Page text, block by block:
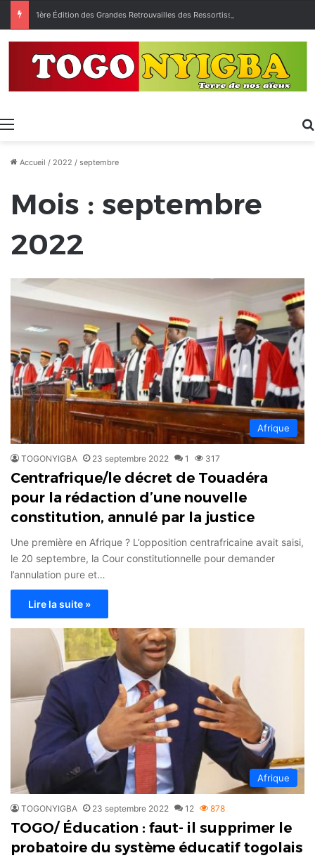
Menu
Accueil / 2022 / septembre
Mois : septembre
2022
Afrique
TOGONYIGBA 23 septembre 2022 1 317
Centrafrique/le décret de Touadéra
pour la rédaction d’une nouvelle
constitution, annulé par la justice
Une première en Afrique ? L’opposition centrafricaine avait saisi,
le 20 septembre, la Cour constitutionnelle pour demander
l’annulation pure et…
Lire la suite »
Afrique
TOGONYIGBA 23 septembre 2022 12 878
TOGO/ Éducation : faut- il supprimer le
probatoire du système éducatif togolais